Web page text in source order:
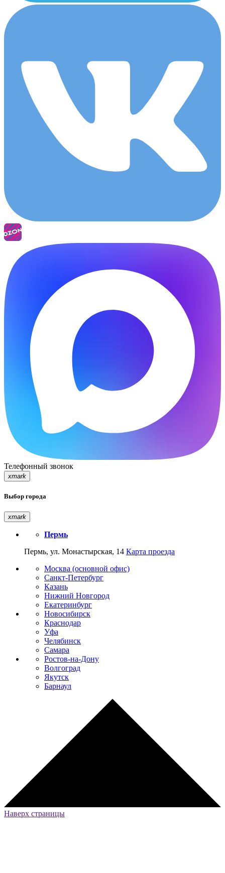
Телефонный звонок
xmark
Выбор города
xmark
Пермь
Пермь, ул. Монастырская, 14 Карта проезда
Москва (основной офис)
Санкт-Петербург
Казань
Нижний Новгород
Екатеринбург
Новосибирск
Краснодар
Уфа
Челябинск
Самара
Ростов-на-Дону
Волгоград
Якутск
Барнаул
Наверх страницы